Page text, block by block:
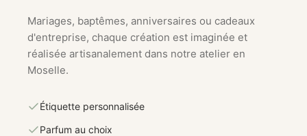
Mariages, baptêmes, anniversaires ou cadeaux
d'entreprise, chaque création est imaginée et
réalisée artisanalement dans notre atelier en
Moselle.
Étiquette personnalisée
Parfum au choix